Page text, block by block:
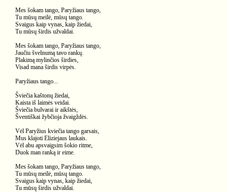
Mes šokam tango, Paryžiaus tango,
Tu mūsų meilė, mūsų tango.
Svaigus kaip vynas, kaip žiedai,
Tu mūsų širdis užvaldai.
Mes šokam tango, Paryžiaus tango,
Jaučiu švelnumą tavo rankų.
Plakimą mylinčios širdies,
Visad mana širdis virpės.
Paryžiaus tango...
Šviečia kaštonų žiedai,
Kaista iš laimės veidai.
Šviečia bulvarai ir aikštės,
Šventiškai žybčioja žvaigždės.
Vėl Paryžius kviečia tango garsais,
Mus klajoti Eliziejaus laukais.
Vėl abu apsvaigsim šokio ritme,
Duok man ranką ir eime.
Mes šokam tango, Paryžiaus tango,
Tu mūsų meilė, mūsų tango.
Svaigus kaip vynas, kaip žiedai,
Tu mūsų širdis užvaldai.